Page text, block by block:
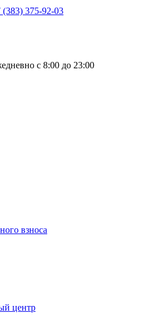
(383) 375-92-03
с 8:00 до 23:00
взноса
центр